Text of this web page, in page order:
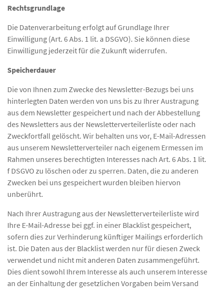
Rechtsgrundlage
Die Datenverarbeitung erfolgt auf Grundlage Ihrer
Einwilligung (Art. 6 Abs. 1 lit. a DSGVO). Sie können diese
Einwilligung jederzeit für die Zukunft widerrufen.
Speicherdauer
Die von Ihnen zum Zwecke des Newsletter-Bezugs bei uns
hinterlegten Daten werden von uns bis zu Ihrer Austragung
aus dem Newsletter gespeichert und nach der Abbestellung
des Newsletters aus der Newsletterverteilerliste oder nach
Zweckfortfall gelöscht. Wir behalten uns vor, E-Mail-Adressen
aus unserem Newsletterverteiler nach eigenem Ermessen im
Rahmen unseres berechtigten Interesses nach Art. 6 Abs. 1 lit.
f DSGVO zu löschen oder zu sperren. Daten, die zu anderen
Zwecken bei uns gespeichert wurden bleiben hiervon
unberührt.
Nach Ihrer Austragung aus der Newsletterverteilerliste wird
Ihre E-Mail-Adresse bei ggf. in einer Blacklist gespeichert,
sofern dies zur Verhinderung künftiger Mailings erforderlich
ist. Die Daten aus der Blacklist werden nur für diesen Zweck
verwendet und nicht mit anderen Daten zusammengeführt.
Dies dient sowohl Ihrem Interesse als auch unserem Interesse
an der Einhaltung der gesetzlichen Vorgaben beim Versand